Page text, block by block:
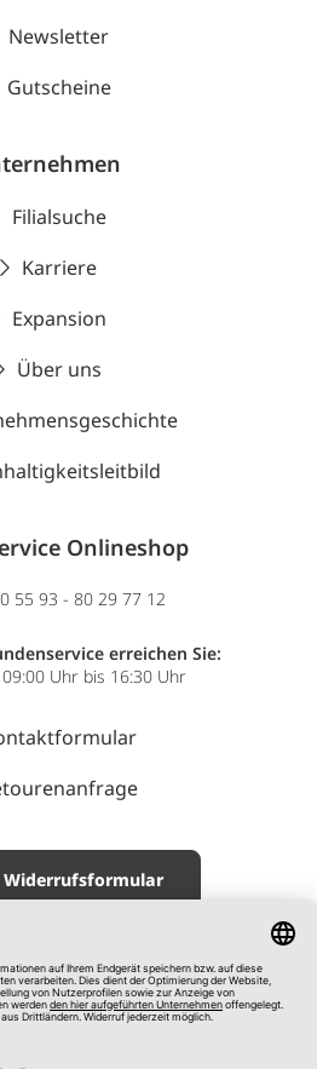
Newsletter
Gutscheine
Filialsuche
Karriere
Expansion
Über uns
Onlineshop
0 55 93 - 80 29 77 12
erreichen Sie:
09:00 Uhr bis 16:30 Uhr
Widerrufsformular
AGB